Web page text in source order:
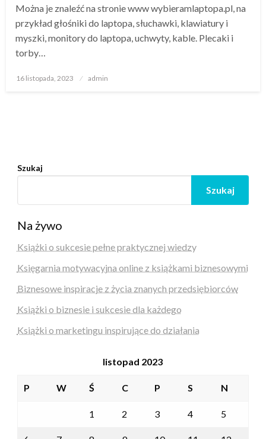
Można je znaleźć na stronie www wybieramlaptopa.pl, na
przykład głośniki do laptopa, słuchawki, klawiatury i
myszki, monitory do laptopa, uchwyty, kable. Plecaki i
torby…
Opublikowane
16 listopada, 2023 admin
Szukaj
Szukaj
Na żywo
Książki o sukcesie pełne praktycznej wiedzy
Księgarnia motywacyjna online z książkami biznesowymi
Biznesowe inspiracje z życia znanych przedsiębiorców
Książki o biznesie i sukcesie dla każdego
Książki o marketingu inspirujące do działania
listopad 2023
P W Ś C P S N
1 2 3 4 5